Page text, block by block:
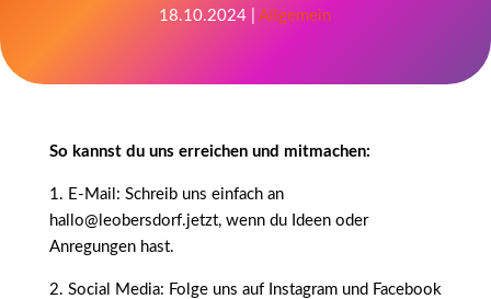
18.10.2024 |Allgemein
So kannst du uns erreichen und mitmachen:
1. E-Mail: Schreib uns einfach an
hallo@leobersdorf.jetzt, wenn du Ideen oder
Anregungen hast.
2. Social Media: Folge uns auf Instagram und Facebook